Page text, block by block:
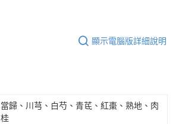
顯示電腦版詳細說明
當歸、川芎、白芍、青茋、紅棗、熟地、肉
桂